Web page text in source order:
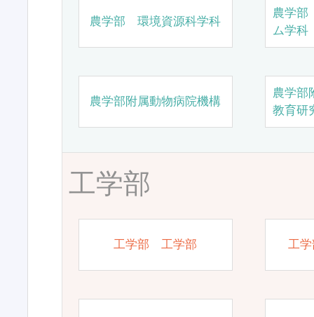
農学部 環境資源科学科
農学
ム学科
農学部附属動物病院機構
農学部
教育研
工学部
工学部 工学部 工